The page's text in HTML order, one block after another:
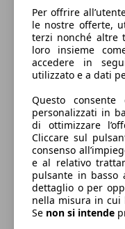
Benzina
Carburante
201 g/km
Emissioni di CO2
Per offrire
le nostre offerte,
terzi nonché altre
loro insieme
accedere in
utilizzato e a dati
Questo
personalizzati in
di ottimizzare
Cliccare sul
consenso
e al relativo
pulsante in basso
dettaglio o per
nella misura in cui
Se non si intende